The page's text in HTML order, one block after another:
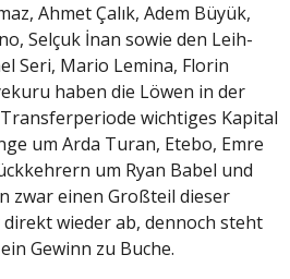
Ahmet Çalık, Adem Büyük,
Selçuk İnan sowie den Leih-
Seri, Mario Lemina, Florin
haben die Löwen in der
wichtiges Kapital
um Arda Turan, Etebo, Emre
um Ryan Babel und
zwar einen Großteil dieser
wieder ab, dennoch steht
Gewinn zu Buche.